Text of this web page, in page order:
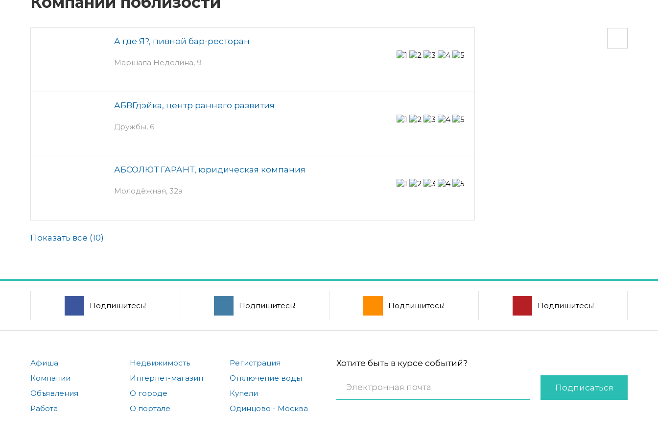
А где Я?, пивной бар-ресторан
Маршала Неделина, 9
АБВГдэйка, центр раннего развития
Дружбы, 6
АБСОЛЮТ ГАРАНТ, юридическая компания
Молодёжная, 32а
Показать все (10)
Подпишитесь! Подпишитесь! Подпишитесь! Подпишитесь!
Афиша
Компании
Объявления
Работа
Недвижимость
Интернет-магазин
О городе
О портале
Регистрация
Отключение воды
Купели
Одинцово - Москва
Хотите быть в курсе событий?
Подписаться